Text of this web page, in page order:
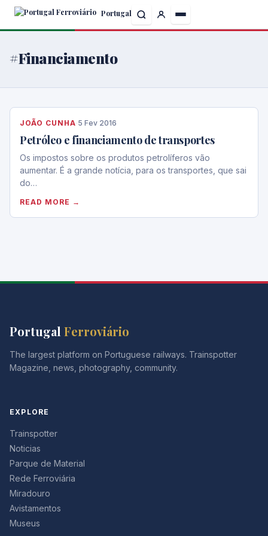
Skip
content
Portugal
#Financiamento
JOÃO CUNHA·5 Fev 2016
Petróleo e financiamento de transportes
Os impostos sobre os produtos petrolíferos vão
aumentar. É a grande notícia, para os transportes, que sai
do…
READ MORE →
Portugal Ferroviário
The largest platform on Portuguese railways. Trainspotter
Magazine, news, photography, community.
EXPLORE
Trainspotter
Noticias
Parque de Material
Rede Ferroviária
Miradouro
Avistamentos
Museus